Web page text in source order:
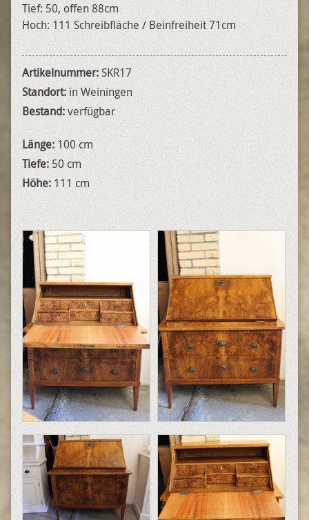
Tief: 50, offen 88cm
Hoch: 111 Schreibfläche / Beinfreiheit 71cm
Artikelnummer:SKR17
Standort: in Weiningen
Bestand:verfügbar
Länge: 100 cm
Tiefe: 50 cm
Höhe: 111 cm